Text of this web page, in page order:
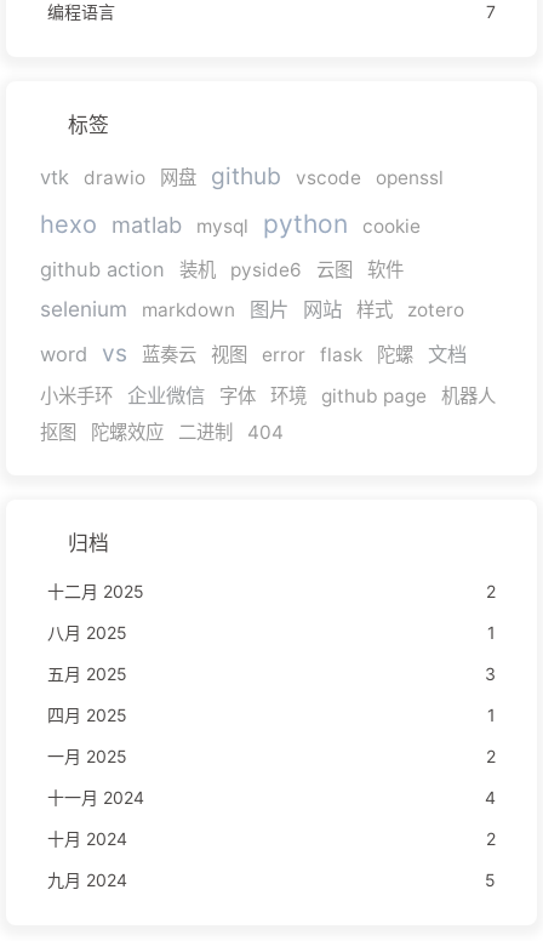
编程语言
7
标签
vtk drawio 网盘 github vscode openssl
hexo matlab mysql python cookie
github action 装机 pyside6 云图 软件
selenium markdown 图片 网站 样式 zotero
word vs 蓝奏云 视图 error flask 陀螺 文档
小米手环 企业微信 字体 环境 github page
机器人
抠图
陀螺效应 二进制 404
归档
十二月 2025
2
八月 2025
1
五月 2025
3
四月 2025
1
一月 2025
2
十一月 2024
4
十月 2024
2
九月 2024
5